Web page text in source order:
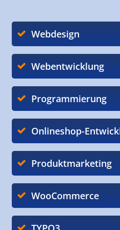
Webdesign
Webentwicklung
Programmierung
Onlineshop-
Produktmarketing
WooCommerce